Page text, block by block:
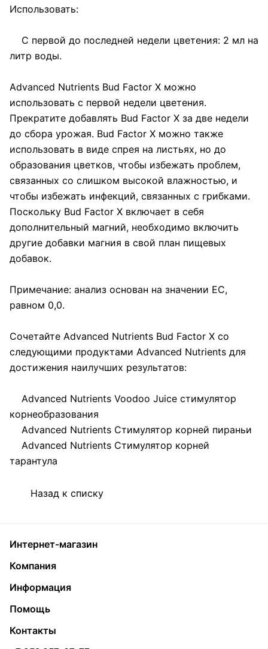
Использовать:
С первой до последней недели цветения: 2 мл на
литр воды.
Advanced Nutrients Bud Factor X можно
использовать с первой недели цветения.
Прекратите добавлять Bud Factor X за две недели
до сбора урожая. Bud Factor X можно также
использовать в виде спрея на листьях, но до
образования цветков, чтобы избежать проблем,
связанных со слишком высокой влажностью, и
чтобы избежать инфекций, связанных с грибками.
Поскольку Bud Factor X включает в себя
дополнительный магний, необходимо включить
другие добавки магния в свой план пищевых
добавок.
Примечание: анализ основан на значении EC,
равном 0,0.
Сочетайте Advanced Nutrients Bud Factor X со
следующими продуктами Advanced Nutrients для
достижения наилучших результатов:
Advanced Nutrients Voodoo Juice стимулятор
корнеобразования
Advanced Nutrients Стимулятор корней пираньи
Advanced Nutrients Стимулятор корней
тарантула
Назад к списку
Интернет-магазин
Компания
Информация
Помощь
Контакты